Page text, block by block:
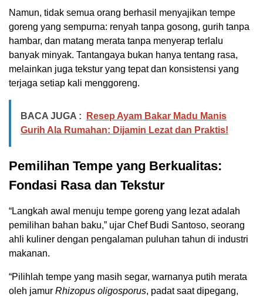
Namun, tidak semua orang berhasil menyajikan tempe
goreng yang sempurna: renyah tanpa gosong, gurih tanpa
hambar, dan matang merata tanpa menyerap terlalu
banyak minyak. Tantangaya bukan hanya tentang rasa,
melainkan juga tekstur yang tepat dan konsistensi yang
terjaga setiap kali menggoreng.
BACA JUGA :
Resep Ayam Bakar Madu Manis
Gurih Ala Rumahan: Dijamin Lezat dan Praktis!
Pemilihan Tempe yang Berkualitas:
Fondasi Rasa dan Tekstur
“Langkah awal menuju tempe goreng yang lezat adalah
pemilihan bahan baku,” ujar Chef Budi Santoso, seorang
ahli kuliner dengan pengalaman puluhan tahun di industri
makanan.
“Pilihlah tempe yang masih segar, warnanya putih merata
oleh jamur Rhizopus oligosporus, padat saat dipegang,